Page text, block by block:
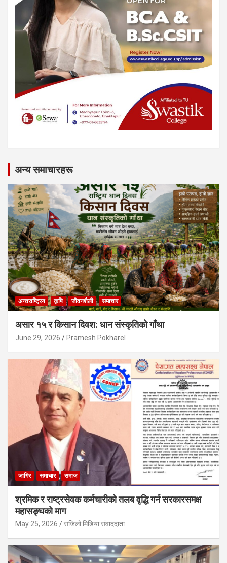
अन्य समाचारहरू
अन्तराष्ट्रिय कृषि जीवनशैली समाचार
असार १५ र किसान दिवश: धान संस्कृतिको गाँथा
June 29, 2026 Pramesh Pokharel
जागिर समाचार समाज
श्रमिक र राष्ट्रसेवक कर्मचारीको तलब वृद्धि गर्न सरकारसमक्ष
महासङ्घको माग
May 25, 2026 सजिलो मिडिया संवाददाता